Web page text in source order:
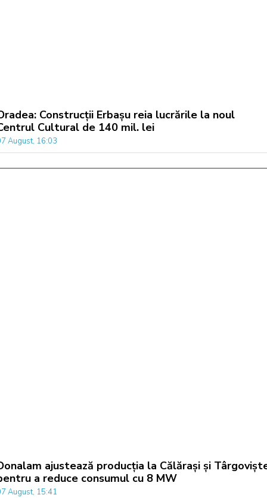
Construcții Erbașu reia lucrările la noul
Cultural de 140 mil. lei
August, 16:03
ajustează producția la Călărași și
a reduce consumul cu 8 MW
August, 15:41